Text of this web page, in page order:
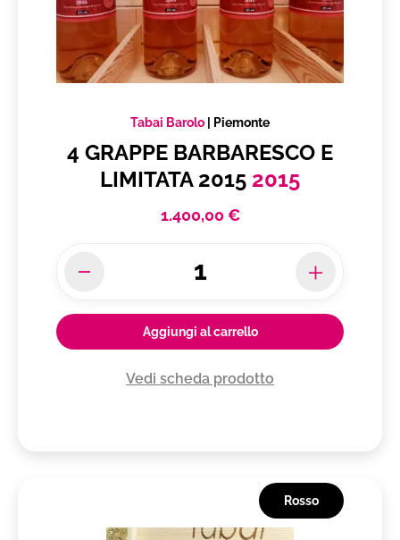
Tabai Barolo Piemonte
4 GRAPPE BARBARESCO E
LIMITATA 2015 2015
1.400,00 €
Aggiungi al carrello
Vedi scheda prodotto
Rosso